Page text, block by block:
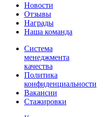
Новости
Отзывы
Награды
Наша команда
Система
менеджмента
качества
Политика
конфиденциальности
Вакансии
Стажировки